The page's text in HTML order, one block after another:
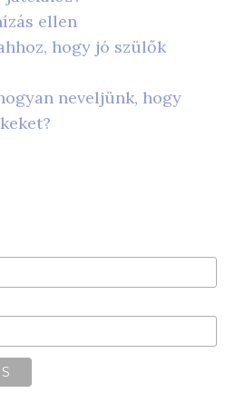
ellen
hogy jó szülők
neveljünk, hogy